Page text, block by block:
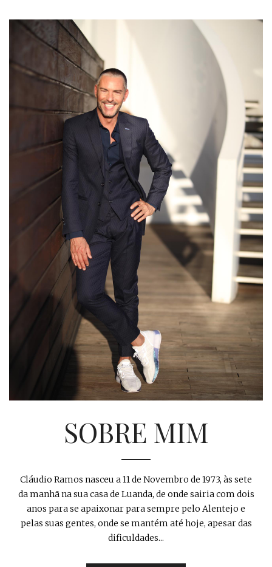
SOBRE MIM
Cláudio Ramos nasceu a 11 de Novembro de 1973, às sete
da manhã na sua casa de Luanda, de onde sairia com dois
anos para se apaixonar para sempre pelo Alentejo e
pelas suas gentes, onde se mantém até hoje, apesar das
dificuldades...